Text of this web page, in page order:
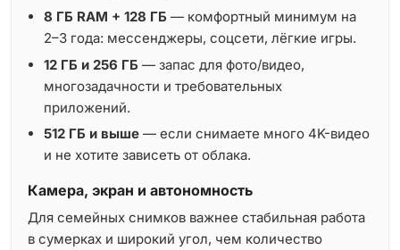
8 ГБ RAM + 128 ГБ — комфортный минимум на
2–3 года: мессенджеры, соцсети, лёгкие игры.
12 ГБ и 256 ГБ — запас для фото/видео,
многозадачности и требовательных
приложений.
512 ГБ и выше — если снимаете много 4K-видео
и не хотите зависеть от облака.
Камера, экран и автономность
Для семейных снимков важнее стабильная работа
в сумерках и широкий угол, чем количество